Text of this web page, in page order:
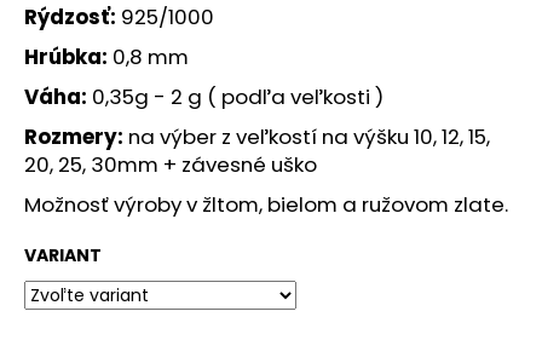
Rýdzosť: 925/1000
Hrúbka: 0,8 mm
Váha: 0,35g - 2 g ( podľa veľkosti )
Rozmery: na výber z veľkostí na výšku 10, 12, 15,
20, 25, 30mm + závesné uško
Možnosť výroby v žltom, bielom a ružovom zlate.
VARIANT
d
p
o
ú
č
a